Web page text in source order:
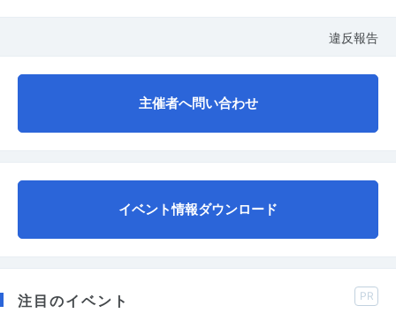
違反報告
主催者へ問い合わせ
イベント情報ダウンロード
注目のイベント PR